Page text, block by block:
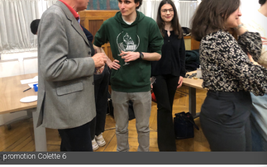
promotion Colette 6